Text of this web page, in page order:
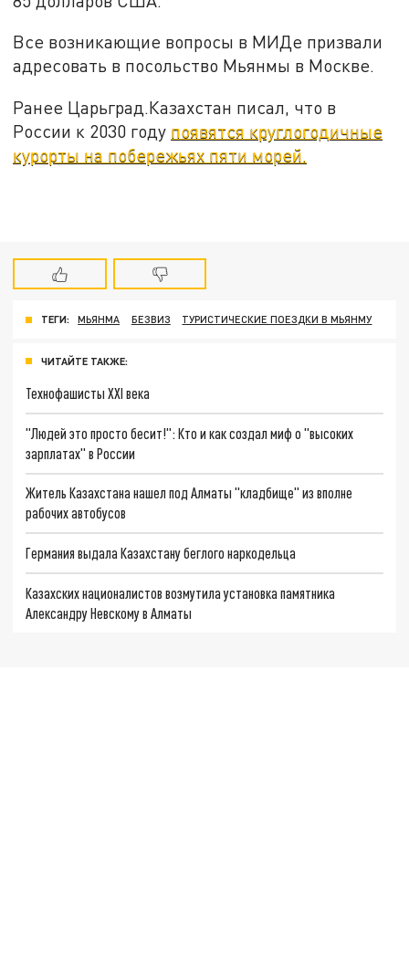
Все возникающие вопросы в МИДе призвали
адресовать в посольство Мьянмы в Москве.
Ранее Царьград.Казахстан писал, что в
России к 2030 году появятся круглогодичные
курорты на побережьях пяти морей.
ТЕГИ: МЬЯНМА БЕЗВИЗ ТУРИСТИЧЕСКИЕ ПОЕЗДКИ В МЬЯНМУ
ЧИТАЙТЕ ТАКЖЕ:
Технофашисты XXI века
"Людей это просто бесит!": Кто и как создал миф о "высоких
зарплатах" в России
Житель Казахстана нашел под Алматы "кладбище" из вполне
рабочих автобусов
Германия выдала Казахстану беглого наркодельца
Казахских националистов возмутила установка памятника
Александру Невскому в Алматы